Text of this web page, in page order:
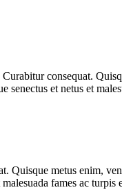
consequat.
et netus et
Quisque metus enim,
fames ac